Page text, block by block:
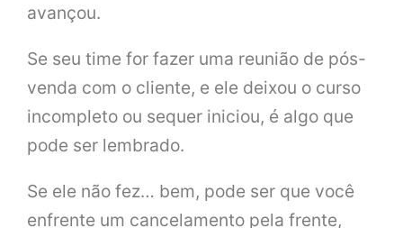
avançou.
Se seu time for fazer uma reunião de pós-
venda com o cliente, e ele deixou o curso
incompleto ou sequer iniciou, é algo que
pode ser lembrado.
Se ele não fez… bem, pode ser que você
enfrente um cancelamento pela frente,